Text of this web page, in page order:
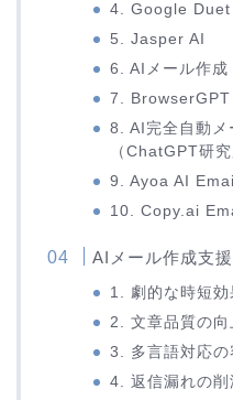
4. Google
5. Jasper AI
6. AIメール作
7.
8. AI完全自動メ
（ChatGPT研究
9. Ayoa AI
10. Copy.ai
AIメール作成支
1. 劇的な時短効
2. 文章品質の向
3. 多言語対応の
4. 返信漏れの削